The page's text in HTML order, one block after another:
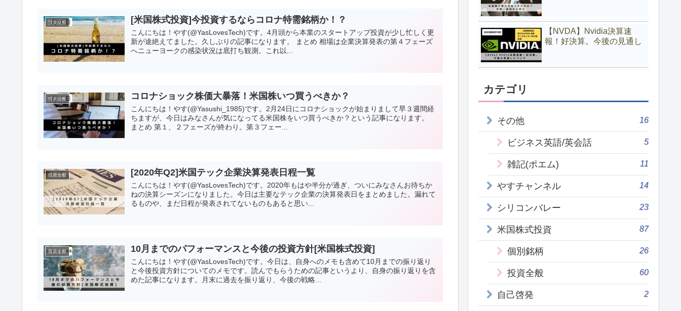
投資全般 [米国株式投資]今投資するならコロナ特需銘柄か！？
こんにちは！やす(@YasLovesTech)です。4月頭から本業のスタートアップ投資が少し忙しく更
新が途絶えてました。久しぶりの記事になります。 まとめ 相場は企業決算発表の第４フェーズ
へニューヨークの感染状況は底打ち観測。これ以...
投資全般 コロナショック株価大暴落！米国株いつ買うべきか？
こんにちは！やす(@Yasushi_1985)です。2月24日にコロナショックが始まりまして早３週間経
ちますが、今日はみなさんが気になってる米国株をいつ買うべきか？という記事になります。
まとめ 第１、２フェーズが終わり。第３フェー...
投資全般 [2020年Q2]米国テック企業決算発表日程一覧
こんにちは！やす(@YasLovesTech)です。2020年もはや半分が過ぎ、ついにみなさんお待ちか
ねの決算シーズンになりました。今日は主要なテック企業の決算発表日をまとめました。漏れて
るものや、まだ日程が発表されてないものもあると思い...
投資全般 10月までのパフォーマンスと今後の投資方針[米国株式投資]
こんにちは！やす(@YasLovesTech)です。今日は、自身へのメモも含めて10月までの振り返り
と今後投資方針についてのメモです。読んでもらうための記事というより、自身の振り返りを含
めた記事になります。月末に過去を振り返り、今後の戦略...
【NVDA】Nvidia決算速
報！好決算。今後の見通し
カテゴリ
その他 16
ビジネス英語/英会話 5
雑記(ポエム) 11
やすチャンネル 14
シリコンバレー 23
米国株式投資 87
個別銘柄 26
投資全般 60
自己啓発 2